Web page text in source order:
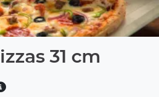
31 cm